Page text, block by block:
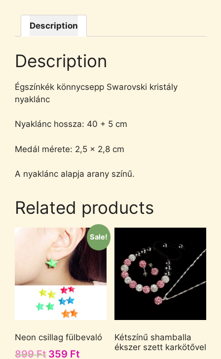
Description
Description
Égszínkék könnycsepp Swarovski kristály
nyaklánc
Nyaklánc hossza: 40 + 5 cm
Medál mérete: 2,5 x 2,8 cm
A nyaklánc alapja arany színű.
Related products
Sale!
Neon csillag fülbevaló
899Ft 359 Ft
Kétszínű shamballa
ékszer szett karkötővel